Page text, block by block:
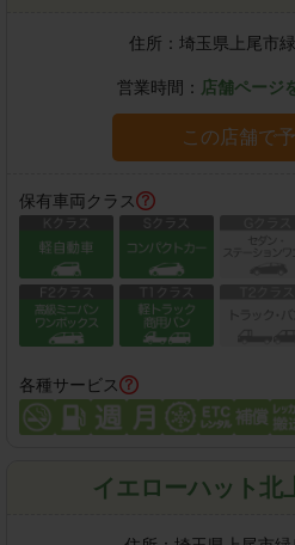
住所： 埼玉県上尾市
営業時間： 店舗ページ
この店舗で
保有車両クラス
各種サービス
イエローハット北